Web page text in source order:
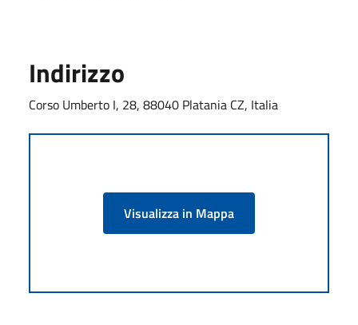
Indirizzo
Corso Umberto I, 28, 88040 Platania CZ, Italia
Visualizza in Mappa